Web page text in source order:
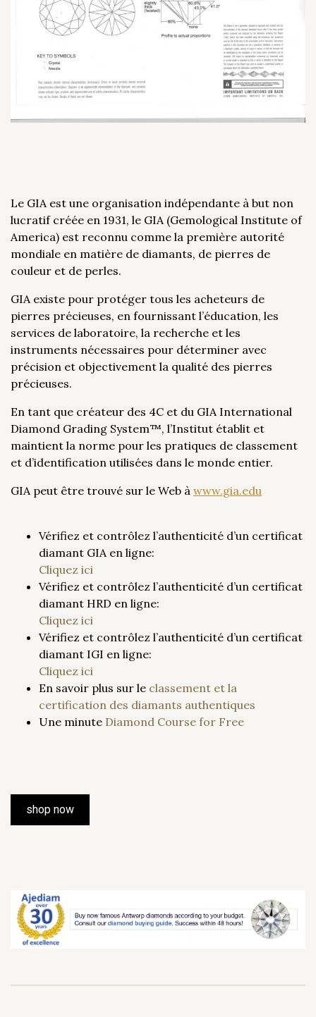
Le GIA est une organisation indépendante à but non
lucratif créée en 1931, le GIA (Gemological Institute of
America) est reconnu comme la première autorité
mondiale en matière de diamants, de pierres de
couleur et de perles.
GIA existe pour protéger tous les acheteurs de
pierres précieuses, en fournissant l’éducation, les
services de laboratoire, la recherche et les
instruments nécessaires pour déterminer avec
précision et objectivement la qualité des pierres
précieuses.
En tant que créateur des 4C et du GIA International
Diamond Grading System™, l’Institut établit et
maintient la norme pour les pratiques de classement
et d’identification utilisées dans le monde entier.
GIA peut être trouvé sur le Web à www.gia.edu
Vérifiez et contrôlez l’authenticité d’un certificat
diamant GIA en ligne:
Cliquez ici
Vérifiez et contrôlez l’authenticité d’un certificat
diamant HRD en ligne:
Cliquez ici
Vérifiez et contrôlez l’authenticité d’un certificat
diamant IGI en ligne:
Cliquez ici
En savoir plus sur le classement et la
certification des diamants authentiques
Une minute Diamond Course for Free
shop now